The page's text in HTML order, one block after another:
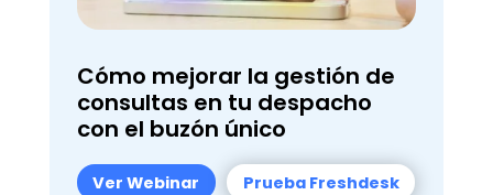
Cómo mejorar la gestión de
consultas en tu despacho
con el buzón único
Ver Webinar Prueba Freshdesk